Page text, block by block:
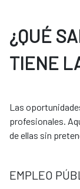
En la AECID
AECID.
tu
Puedes
¿QUÉ
TIENE
Las
profesionales.
de ellas sin
EMPLEO